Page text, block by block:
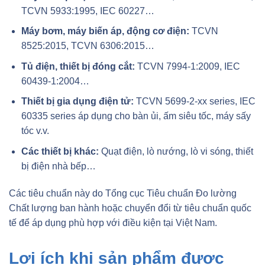
TCVN 5933:1995, IEC 60227…
Máy bơm, máy biến áp, động cơ điện: TCVN
8525:2015, TCVN 6306:2015…
Tủ điện, thiết bị đóng cắt: TCVN 7994-1:2009, IEC
60439-1:2004…
Thiết bị gia dụng điện tử: TCVN 5699-2-xx series, IEC
60335 series áp dụng cho bàn ủi, ấm siêu tốc, máy sấy
tóc v.v.
Các thiết bị khác: Quạt điện, lò nướng, lò vi sóng, thiết
bị điện nhà bếp…
Các tiêu chuẩn này do Tổng cục Tiêu chuẩn Đo lường
Chất lượng ban hành hoặc chuyển đổi từ tiêu chuẩn quốc
tế để áp dụng phù hợp với điều kiện tại Việt Nam.
Lợi ích khi sản phẩm được